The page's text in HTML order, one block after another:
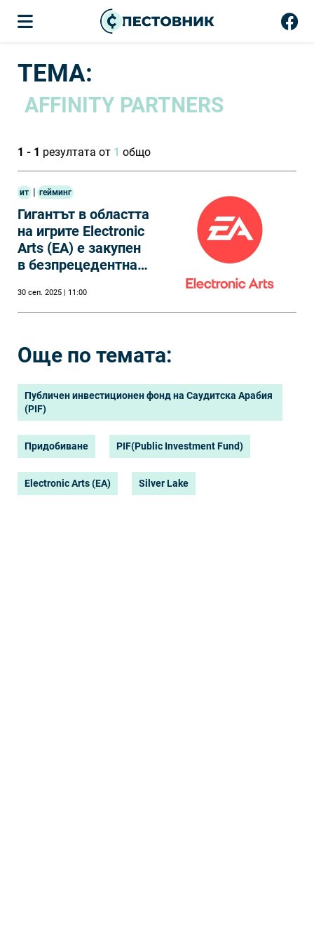
ТЕМА:
AFFINITY PARTNERS
1 - 1 резултата от 1 общо
ит | гейминг
Гигантът в областта
на игрите Electronic
Arts (EA) е закупен
в безпрецедентна
долара
30 сеп. 2025 | 11:00
Още по темата:
Публичен инвестиционен фонд на Саудитска Арабия
(PIF)
Придобиване PIF(Public Investment Fund)
Electronic Arts (EA) Silver Lake